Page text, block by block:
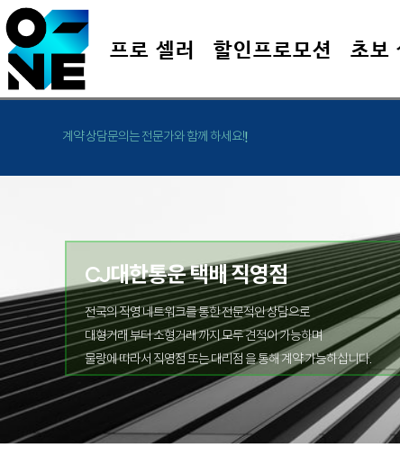
프로 셀러 할인프로모션 초보
계약 상담문의는 전문가와 함께 하세요!!
CJ대한통운 택배 직영점
전국의 직영 네트워크를 통한 전문적인 상담으로
대형거래 부터 소형거래 까지 모두 견적이 가능하며
물량에 따라서 직영점 또는 대리점 을 통해 계약 가능하십니다.